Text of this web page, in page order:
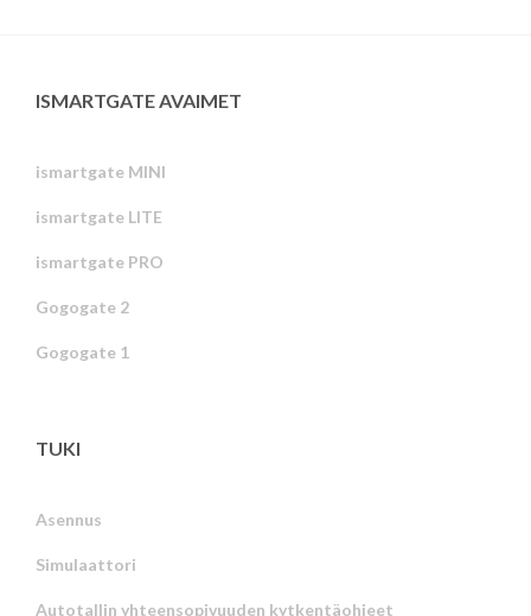
ISMARTGATE AVAIMET
ismartgate MINI
ismartgate LITE
ismartgate PRO
Gogogate 2
Gogogate 1
TUKI
Asennus
Simulaattori
Autotallin yhteensopivuuden kytkentäohjeet